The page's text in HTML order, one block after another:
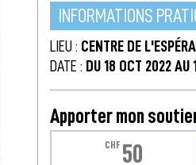
INFORMATIONS
LIEU : CENTRE DE
DATE : DU 18 OCT 2022 AU
Apporter mon
CHF 50